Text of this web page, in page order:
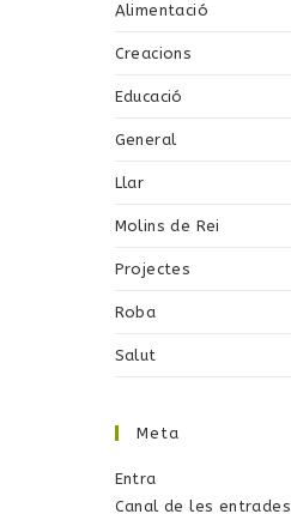
Alimentació
Creacions
Educació
General
Llar
Molins de Rei
Projectes
Roba
Salut
Meta
Entra
Canal de les entrades